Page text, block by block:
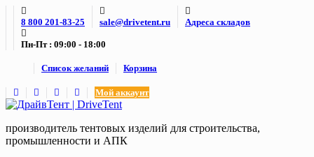
Skip
content
8 800 201-83-25 sale@drivetent.ru Адреса складов
Пн-Пт : 09:00 - 18:00
Список желаний Корзина
Мой аккаунт
производитель тентовых изделий для строительства,
промышленности и АПК